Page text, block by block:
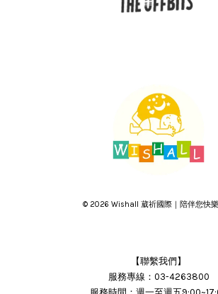
© 2026 Wishall 葳祈國際｜陪伴您快
【聯繫我們】
服務專線：03-4263800